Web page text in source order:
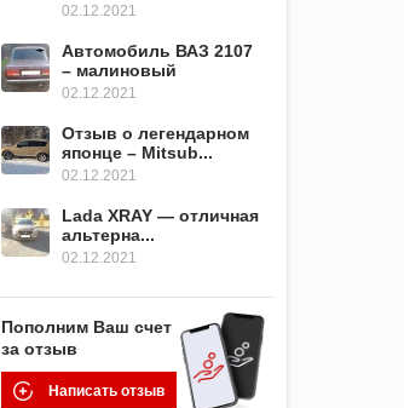
02.12.2021
Автомобиль ВАЗ 2107
– малиновый
02.12.2021
Отзыв о легендарном
японце – Mitsub...
02.12.2021
Lada XRAY — отличная
альтерна...
02.12.2021
Пополним Ваш счет
за отзыв
Написать отзыв